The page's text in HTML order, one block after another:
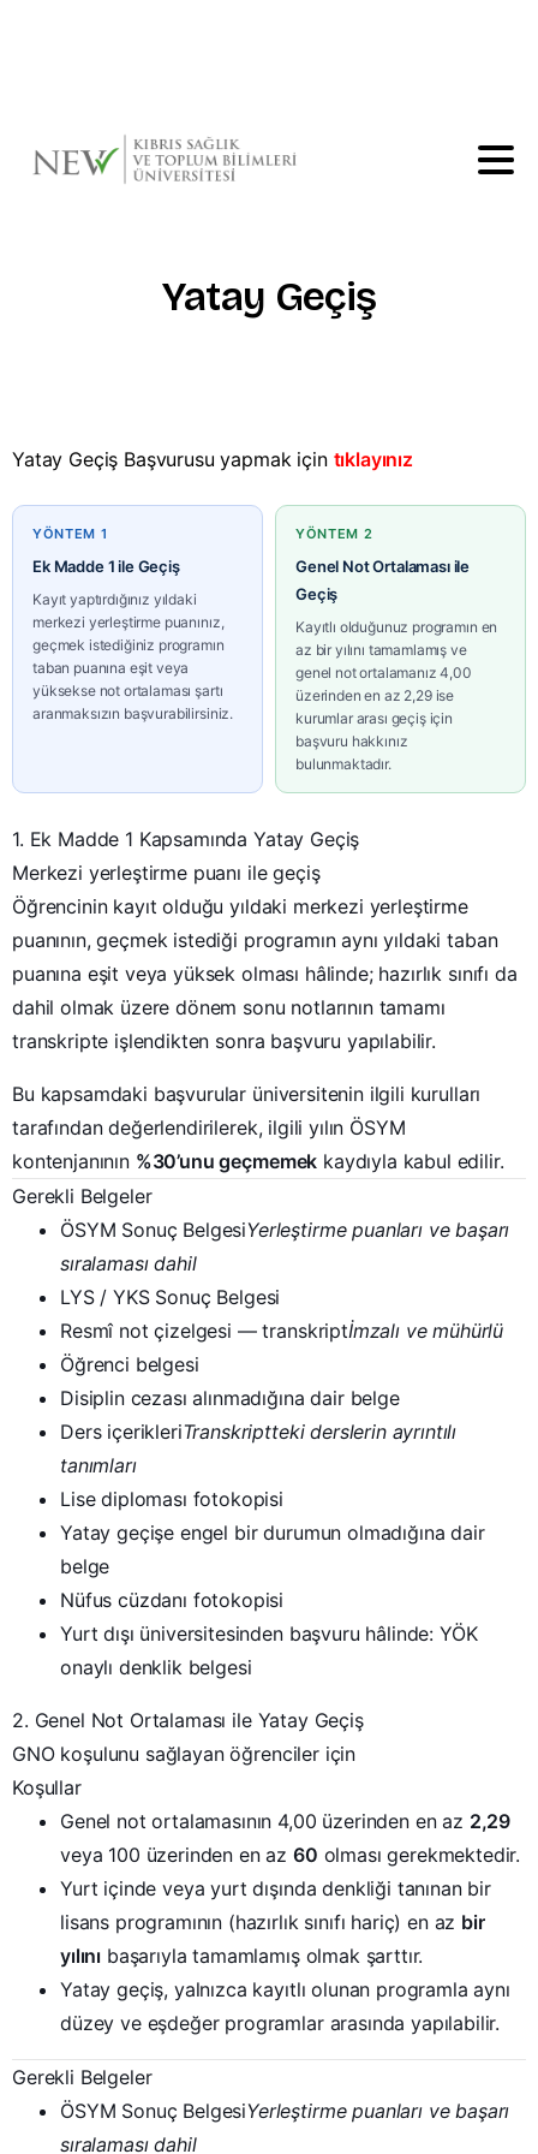
Yatay Geçiş
Yatay Geçiş Başvurusu yapmak için tıklayınız
YÖNTEM 1
Ek Madde 1 ile Geçiş
Kayıt yaptırdığınız yıldaki
merkezi yerleştirme puanınız,
geçmek istediğiniz programın
taban puanına eşit veya
yüksekse not ortalaması şartı
aranmaksızın başvurabilirsiniz.
YÖNTEM 2
Genel Not Ortalaması ile
Geçiş
Kayıtlı olduğunuz programın en
az bir yılını tamamlamış ve
genel not ortalamanız 4,00
üzerinden en az 2,29 ise
kurumlar arası geçiş için
başvuru hakkınız
bulunmaktadır.
1. Ek Madde 1 Kapsamında Yatay Geçiş
Merkezi yerleştirme puanı ile geçiş
Öğrencinin kayıt olduğu yıldaki merkezi yerleştirme
puanının, geçmek istediği programın aynı yıldaki taban
puanına eşit veya yüksek olması hâlinde; hazırlık sınıfı da
dahil olmak üzere dönem sonu notlarının tamamı
transkripte işlendikten sonra başvuru yapılabilir.
Bu kapsamdaki başvurular üniversitenin ilgili kurulları
tarafından değerlendirilerek, ilgili yılın ÖSYM
kontenjanının %30’unu geçmemek kaydıyla kabul edilir.
Gerekli Belgeler
ÖSYM Sonuç BelgesiYerleştirme puanları ve başarı
sıralaması dahil
LYS / YKS Sonuç Belgesi
Resmî not çizelgesi — transkriptİmzalı ve mühürlü
Öğrenci belgesi
Disiplin cezası alınmadığına dair belge
Ders içerikleriTranskriptteki derslerin ayrıntılı
tanımları
Lise diploması fotokopisi
Yatay geçişe engel bir durumun olmadığına dair
belge
Nüfus cüzdanı fotokopisi
Yurt dışı üniversitesinden başvuru hâlinde: YÖK
onaylı denklik belgesi
2. Genel Not Ortalaması ile Yatay Geçiş
GNO koşulunu sağlayan öğrenciler için
Koşullar
Genel not ortalamasının 4,00 üzerinden en az 2,29
veya 100 üzerinden en az 60 olması gerekmektedir.
Yurt içinde veya yurt dışında denkliği tanınan bir
lisans programının (hazırlık sınıfı hariç) en az bir
yılını başarıyla tamamlamış olmak şarttır.
Yatay geçiş, yalnızca kayıtlı olunan programla aynı
düzey ve eşdeğer programlar arasında yapılabilir.
Gerekli Belgeler
ÖSYM Sonuç BelgesiYerleştirme puanları ve başarı
sıralaması dahil
Türkiye Aday Öğrenci Bilgi
Bilgi almak istediğiniz bölümü seçin, destek
en kısa sürede arasın
İsim Soyisim
Telefon
United
States
+1
E-posta
Uyruk Grubu
KKTC
International
Öğretim Düzeyi
Ön Lisans
Lisans
Gönder